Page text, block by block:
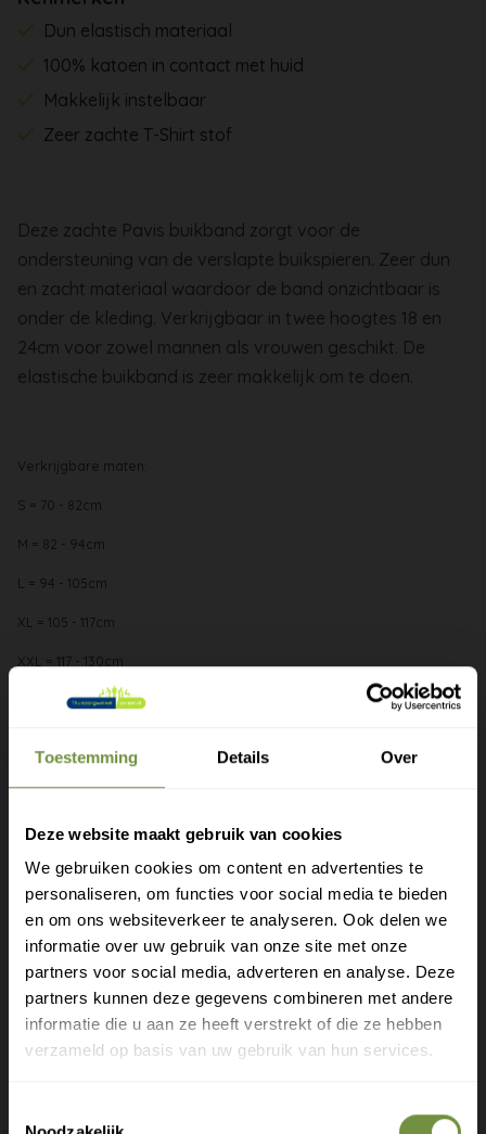
Toestemming Details Over
Deze website maakt gebruik van cookies
We gebruiken cookies om content en advertenties te
personaliseren, om functies voor social media te bieden
en om ons websiteverkeer te analyseren. Ook delen we
informatie over uw gebruik van onze site met onze
partners voor social media, adverteren en analyse. Deze
partners kunnen deze gegevens combineren met andere
informatie die u aan ze heeft verstrekt of die ze hebben
verzameld op basis van uw gebruik van hun services.
Dun elastisch materiaal
100% katoen in contact met huid
Makkelijk instelbaar
Zeer zachte T-Shirt stof
Deze zachte Pavis buikband zorgt voor de
ondersteuning van de verslapte buikspieren. Zeer dun
en zacht materiaal waardoor de band onzichtbaar is
onder de kleding. Verkrijgbaar in twee hoogtes 18 en
24cm voor zowel mannen als vrouwen geschikt. De
elastische buikband is zeer makkelijk om te doen.
Verkrijgbare maten:
S = 70 - 82cm
M = 82 - 94cm
L = 94 - 105cm
XL = 105 - 117cm
XXL = 117 - 130cm
XXXL = 130 - 150cm
derde foto) & 24 cm (dubbele sluiting zoals eerste twee
De band van 18cm hoog is ook te gebruiken bij
verschillende ribproblemen zoals ribkneuzingen.
Materiaal: de stof die in contact is met uw huid is 100%
katoen.
Kleur: lichtgrijs
Gratis verzending?
Laat je e-mail achter.
Meld je aan voor onze nieuwsbrief en
ontvang direct een gratis verzending